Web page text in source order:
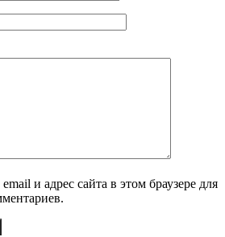
и адрес сайта в этом браузере для